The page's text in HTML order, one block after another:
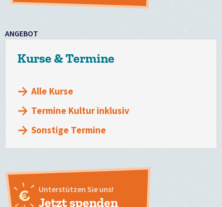
ANGEBOT
Kurse & Termine
Alle Kurse
Termine Kultur inklusiv
Sonstige Termine
Unterstützen Sie uns!
Jetzt spenden